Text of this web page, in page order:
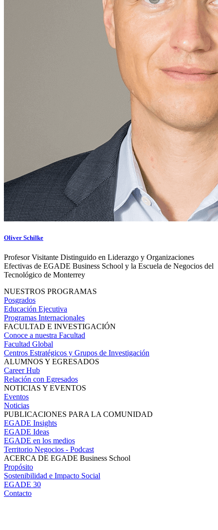
Oliver Schilke
Profesor Visitante Distinguido en Liderazgo y Organizaciones
Efectivas de EGADE Business School y la Escuela de Negocios del
Tecnológico de Monterrey
NUESTROS PROGRAMAS
Posgrados
Educación Ejecutiva
Programas Internacionales
FACULTAD E INVESTIGACIÓN
Conoce a nuestra Facultad
Facultad Global
Centros Estratégicos y Grupos de Investigación
ALUMNOS Y EGRESADOS
Career Hub
Relación con Egresados
NOTICIAS Y EVENTOS
Eventos
Noticias
PUBLICACIONES PARA LA COMUNIDAD
EGADE Insights
EGADE Ideas
EGADE en los medios
Territorio Negocios - Podcast
ACERCA DE EGADE Business School
Propósito
Sostenibilidad e Impacto Social
EGADE 30
Contacto